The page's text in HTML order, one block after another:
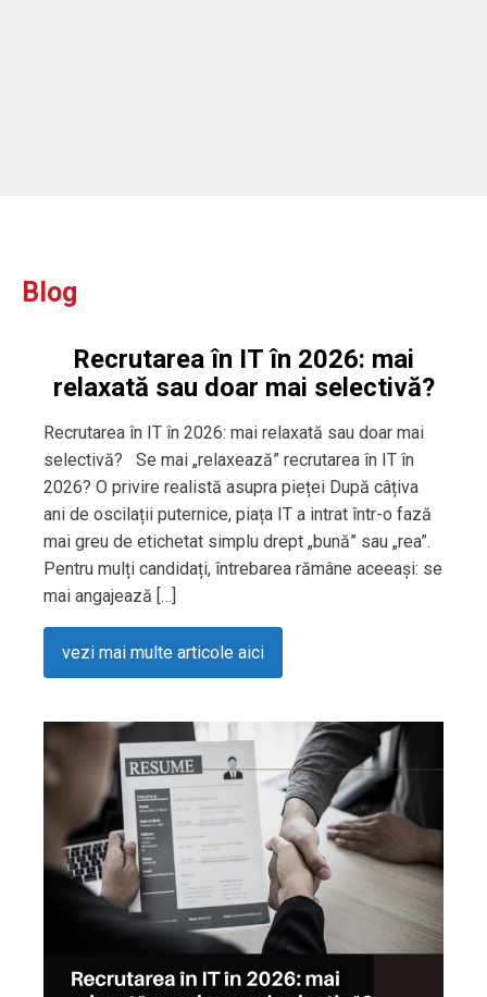
Blog
Recrutarea în IT în 2026: mai
relaxată sau doar mai selectivă?
Recrutarea în IT în 2026: mai relaxată sau doar mai
selectivă? Se mai „relaxează” recrutarea în IT în
2026? O privire realistă asupra pieței După câțiva
ani de oscilații puternice, piața IT a intrat într-o fază
mai greu de etichetat simplu drept „bună” sau „rea”.
Pentru mulți candidați, întrebarea rămâne aceeași: se
mai angajează […]
vezi mai multe articole aici